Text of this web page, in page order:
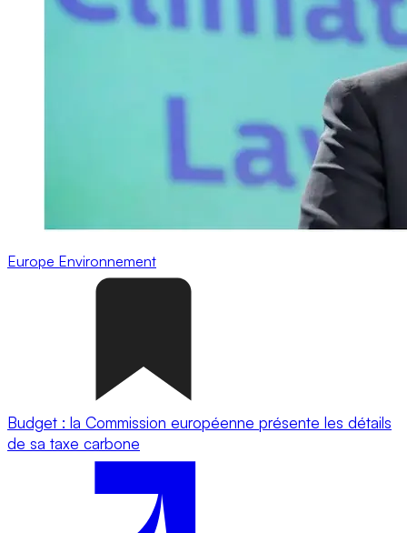
Europe Environnement
Budget : la Commission européenne présente les détails
de sa taxe carbone